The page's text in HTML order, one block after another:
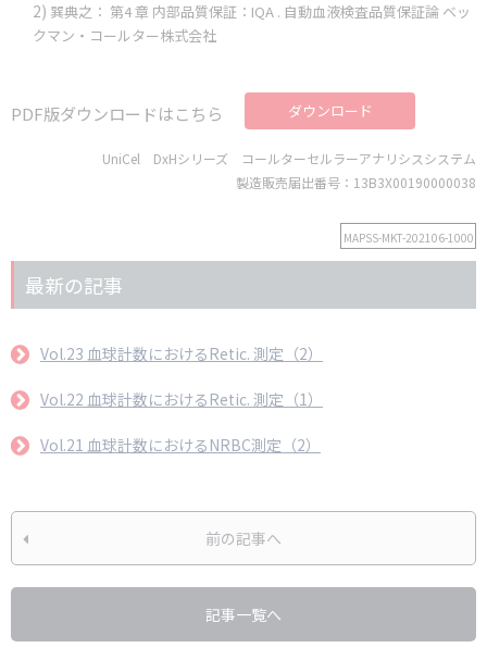
巽典之： 第4 章 内部品質保証：IQA . 自動血液検査品質保証論 ベッ
クマン・コールター株式会社
PDF版ダウンロードはこちら ダウンロード
UniCel DxHシリーズ コールターセルラーアナリシスシステム
製造販売届出番号：13B3X00190000038
MAPSS-MKT-202106-1000
最新の記事
Vol.23 血球計数におけるRetic. 測定（2）
Vol.22 血球計数におけるRetic. 測定（1）
Vol.21 血球計数におけるNRBC測定（2）
前の記事へ
記事一覧へ